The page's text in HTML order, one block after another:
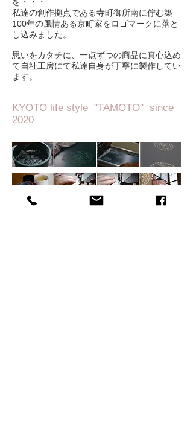
私達の創作拠点である寺町御所南に佇む築
100年の風情ある京町家をロゴマークに落と
し込みました。
思いをカタチに、一点ずつの商品に真心込め
て自社工房にて私達自身が丁寧に製作してい
ます。
KYOTO life style "TAMOTO" since
2020